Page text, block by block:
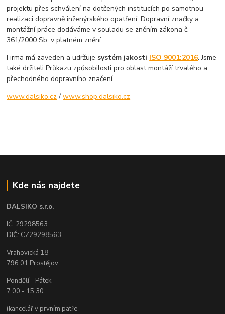
projektu přes schválení na dotčených institucích po samotnou
realizaci dopravně inženýrského opatření. Dopravní značky a
montážní práce dodáváme v souladu se zněním zákona č.
361/2000 Sb. v platném znění.
Firma má zaveden a udržuje systém jakosti ISO 9001:2016. Jsme
také držiteli Průkazu způsobilosti pro oblast montáží trvalého a
přechodného dopravního značení.
www.dalsiko.cz /www.shop.dalsiko.cz
Kde nás najdete
DALSIKO s.r.o.
IČ: 29298563
DIČ: CZ29298563
Vrahovická 18
796 01 Prostějov
Pondělí - Pátek
7:00 - 15:30
(kancelář v prvním patře